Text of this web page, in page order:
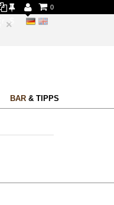
×
0
BAR& TIPPS